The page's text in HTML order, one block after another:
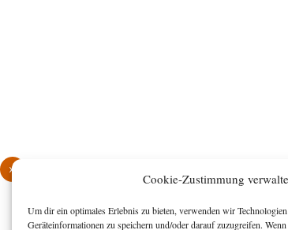
Cookie-Zustimmung
Um dir ein optimales Erlebnis zu bieten, verwenden wir
Geräteinformationen zu speichern und/oder darauf zuzugreifen.
»